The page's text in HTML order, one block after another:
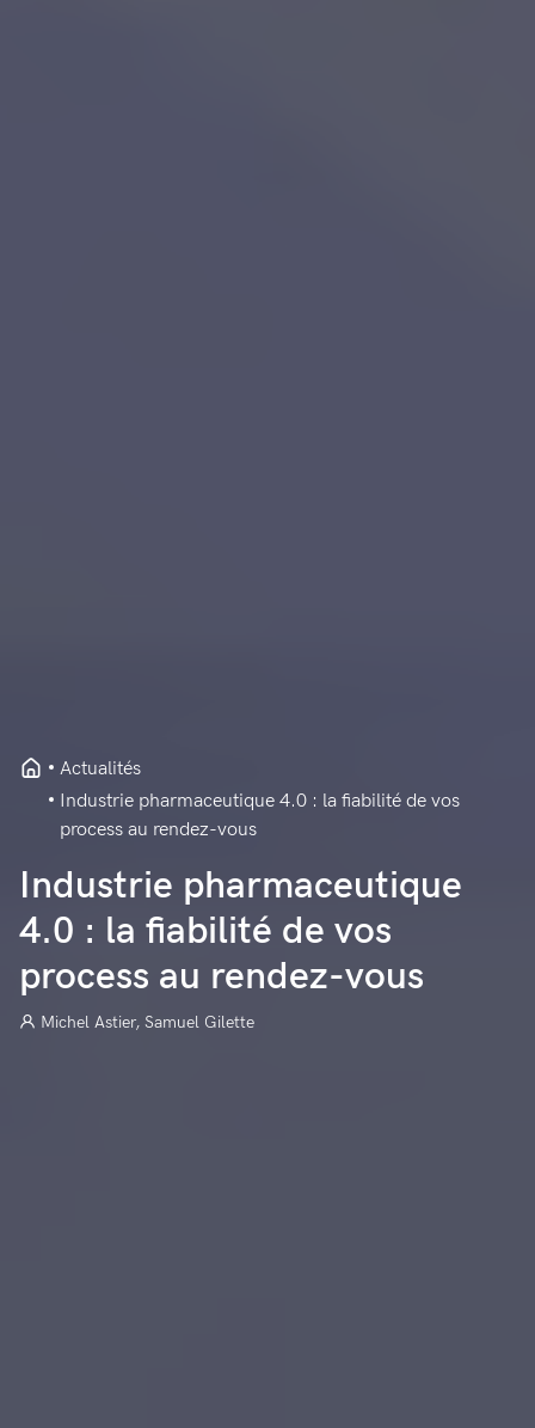
Industrie pharmaceutique
4.0 : la fiabilité de vos
process au rendez-vous
Actualités
Industrie pharmaceutique 4.0 : la fiabilité de vos
process au rendez-vous
Michel Astier, Samuel Gilette